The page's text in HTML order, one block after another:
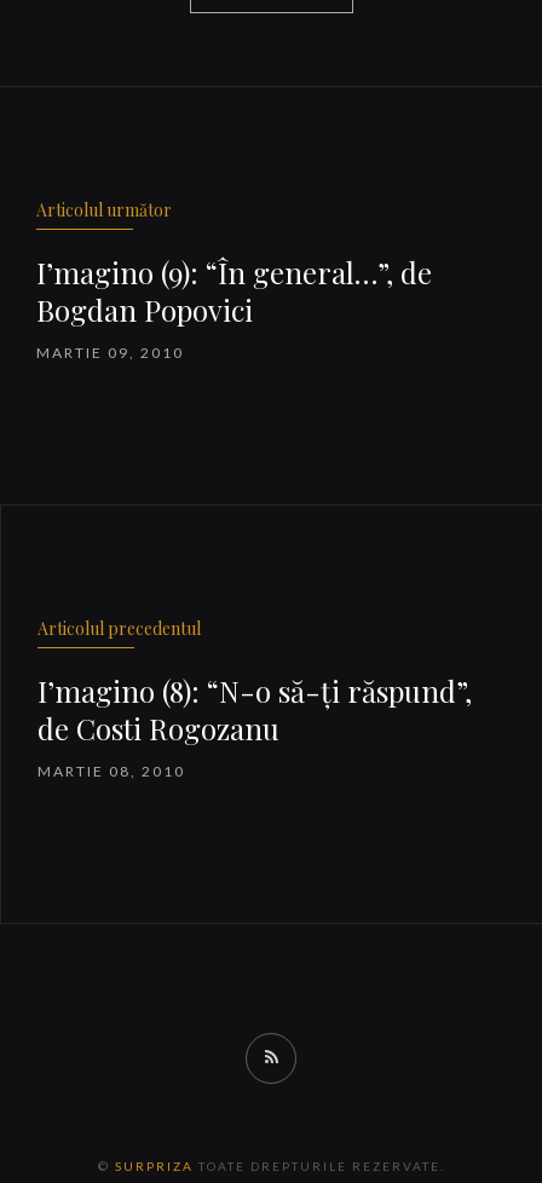
Articolul următor
I’magino (9): “În general…”, de
Bogdan Popovici
MARTIE 09, 2010
Articolul precedentul
I’magino (8): “N-o să-ţi răspund”,
de Costi Rogozanu
MARTIE 08, 2010
RSS
© SURPRIZA TOATE DREPTURILE REZERVATE.